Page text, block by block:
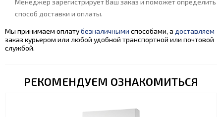
Менеджер зарегистрирует Ваш заказ и поможет определить
способ доставки и оплаты.
Мы принимаем оплатубезналичными способами, а доставляем
заказ курьером или любой удобной транспортной или почтовой
службой.
РЕКОМЕНДУЕМ ОЗНАКОМИТЬСЯ